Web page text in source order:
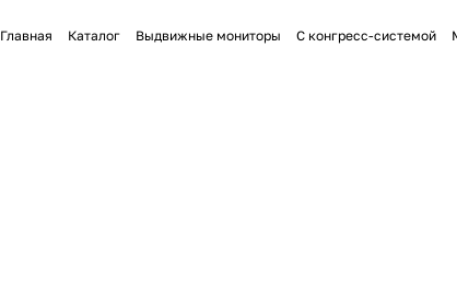
Главная Каталог Выдвижные мониторы С конгресс-системой